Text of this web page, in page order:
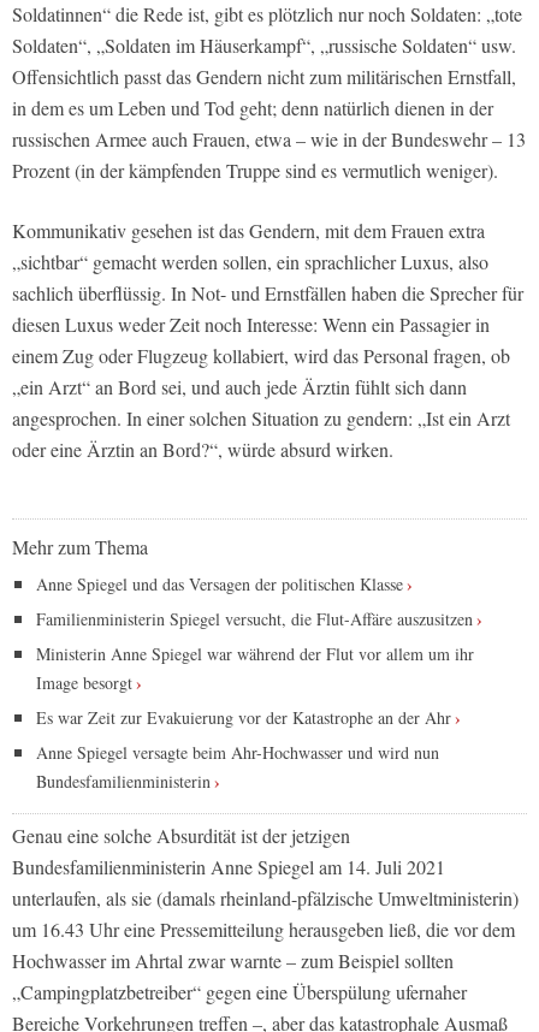
Soldatinnen“ die Rede ist, gibt es plötzlich nur noch Soldaten: „tote
Soldaten“, „Soldaten im Häuserkampf“, „russische Soldaten“ usw.
Offensichtlich passt das Gendern nicht zum militärischen Ernstfall,
in dem es um Leben und Tod geht; denn natürlich dienen in der
russischen Armee auch Frauen, etwa – wie in der Bundeswehr – 13
Prozent (in der kämpfenden Truppe sind es vermutlich weniger).
Kommunikativ gesehen ist das Gendern, mit dem Frauen extra
„sichtbar“ gemacht werden sollen, ein sprachlicher Luxus, also
sachlich überflüssig. In Not- und Ernstfällen haben die Sprecher für
diesen Luxus weder Zeit noch Interesse: Wenn ein Passagier in
einem Zug oder Flugzeug kollabiert, wird das Personal fragen, ob
„ein Arzt“ an Bord sei, und auch jede Ärztin fühlt sich dann
angesprochen. In einer solchen Situation zu gendern: „Ist ein Arzt
oder eine Ärztin an Bord?“, würde absurd wirken.
Mehr zum Thema
Anne Spiegel und das Versagen der politischen Klasse
Familienministerin Spiegel versucht, die Flut-Affäre auszusitzen
Ministerin Anne Spiegel war während der Flut vor allem um ihr
Image besorgt
Es war Zeit zur Evakuierung vor der Katastrophe an der Ahr
Anne Spiegel versagte beim Ahr-Hochwasser und wird nun
Bundesfamilienministerin
Genau eine solche Absurdität ist der jetzigen
Bundesfamilienministerin Anne Spiegel am 14. Juli 2021
unterlaufen, als sie (damals rheinland-pfälzische Umweltministerin)
um 16.43 Uhr eine Pressemitteilung herausgeben ließ, die vor dem
Hochwasser im Ahrtal zwar warnte – zum Beispiel sollten
„Campingplatzbetreiber“ gegen eine Überspülung ufernaher
Bereiche Vorkehrungen treffen –, aber das katastrophale Ausmaß